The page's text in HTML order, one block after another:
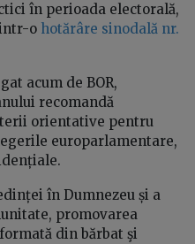
în perioada electorală,
o hotărâre sinodală nr.
acum de BOR,
recomandă
orientative pentru
europarlamentare,
în Dumnezeu și a
promovarea
din bărbat şi